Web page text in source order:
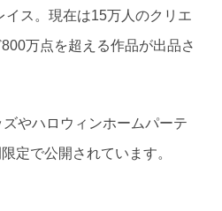
ス。現在は15万人のクリエ
万点を超える作品が出品さ
やハロウィンホームパーテ
定で公開されています。